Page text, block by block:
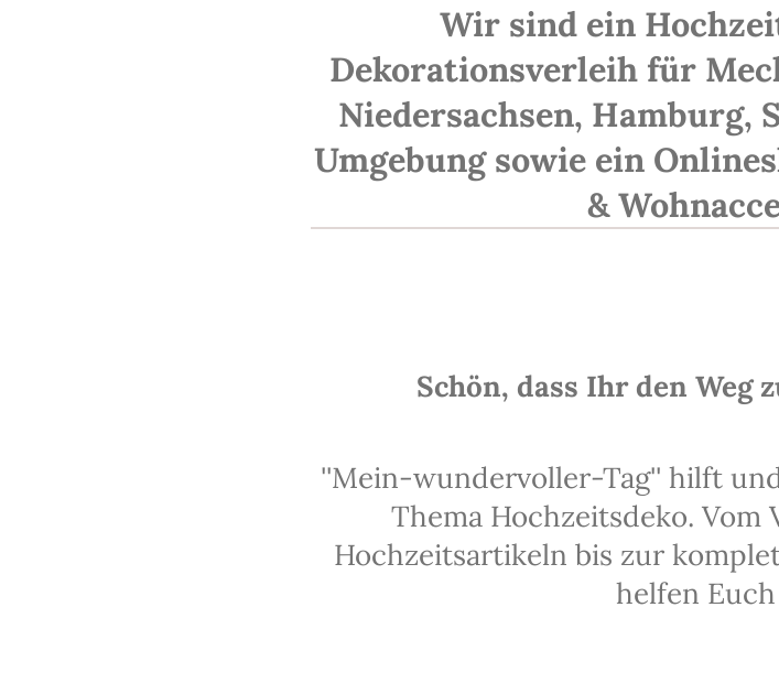
Wir sind ein
Dekorationsverleih für
Niedersachsen, Hamburg,
Umgebung sowie ein
&
Schön, dass Ihr den Weg
''Mein-wundervoller-Tag'' hilft
Thema Hochzeitsdeko. Vom
Hochzeitsartikeln bis zur
helfen